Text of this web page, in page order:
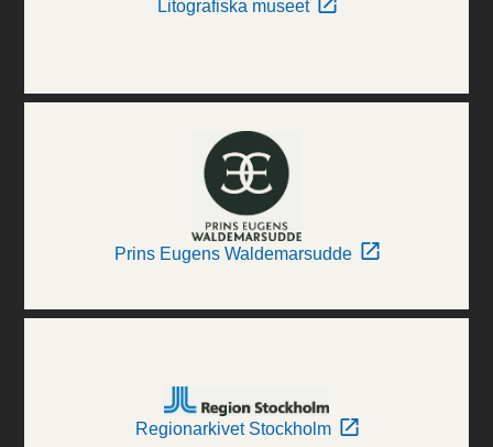
Litografiska museet
Prins Eugens Waldemarsudde
Regionarkivet Stockholm